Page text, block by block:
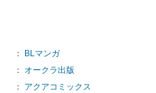
：
BLマンガ
：
オークラ出版
：
アクアコミックス